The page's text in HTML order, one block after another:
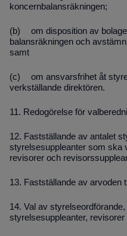
koncernbalansräkningen;
(b)
om disposition av
balansräkningen och
samt
(c)
om ansvarsfrihet åt
verkställande direktören.
11. Redogörelse för
12. Fastställande av antalet
styrelsesuppleanter som ska
revisorer och
13. Fastställande av arvoden
14. Val av
styrelsesuppleanter, revisorer